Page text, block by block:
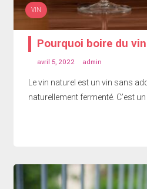
VIN
Pourquoi boire du
avril 5, 2022 admin
Le vin naturel est un vin sans
naturellement fermenté. C’est